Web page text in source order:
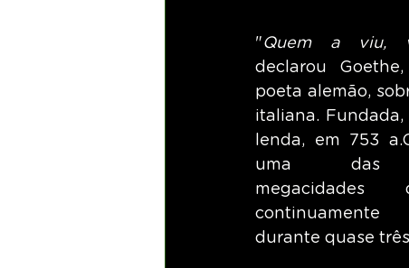
"Quem a viu,
declarou
poeta alemão,
italiana.
lenda, em 753
uma das
continuamente
durante quase